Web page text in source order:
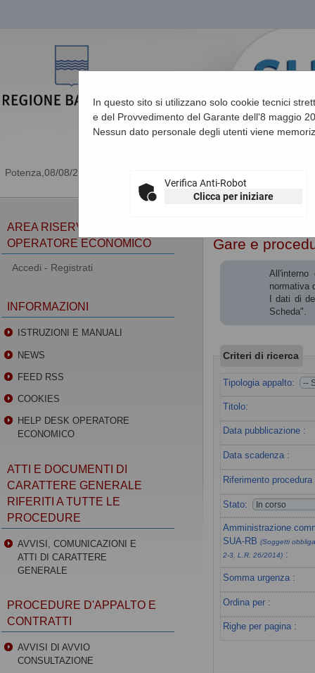
08/08/2026 14:02
Sei qui: Home
In questo sito si utilizzano solo cookie tecnici
e del Provvedimento del Garante dell'8 maggio
Nessun dato personale degli utenti viene
Verifica Anti-Robot
Clicca per iniziare
Gare e
normativa
I dati di
Scheda".
Criteri di ricerca
Tipologia appalto:
Titolo:
Data pubblicazione :
Data scadenza :
Riferimento procedura
Stato:
Amministrazione
SUA-RB(Soggetti
2-3, L.R. 26/2014) :
Somma urgenza :
Ordina per :
Righe per pagina :
AREA RISERVATA
OPERATORE ECONOMICO
Accedi - Registrati
INFORMAZIONI
ISTRUZIONI E MANUALI
NEWS
FEED RSS
COOKIES
HELP DESK OPERATORE
ECONOMICO
ATTI E DOCUMENTI DI
CARATTERE GENERALE
RIFERITI A TUTTE LE
PROCEDURE
AVVISI, COMUNICAZIONI E
ATTI DI CARATTERE
GENERALE
PROCEDURE D'APPALTO E
CONTRATTI
AVVISI DI AVVIO
CONSULTAZIONE